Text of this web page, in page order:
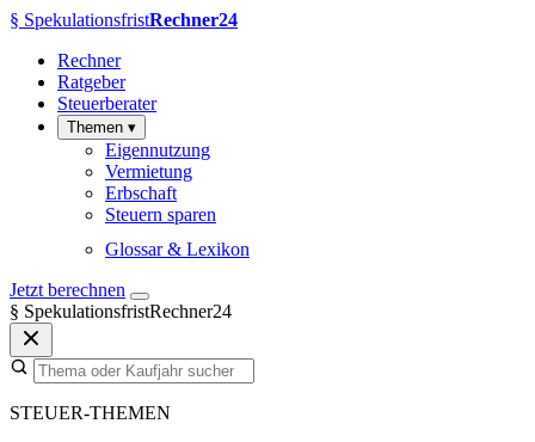
§ SpekulationsfristRechner24
Rechner
Ratgeber
Steuerberater
Themen ▾
Eigennutzung
Vermietung
Erbschaft
Steuern sparen
Glossar & Lexikon
Jetzt berechnen
§ SpekulationsfristRechner24
STEUER-THEMEN